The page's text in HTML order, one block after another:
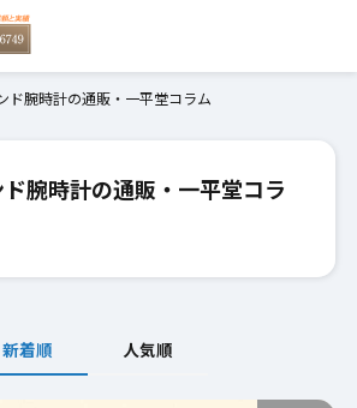
ド腕時計の通販・一平堂コラム
腕時計の通販・一平堂コラ
新着順 人気順